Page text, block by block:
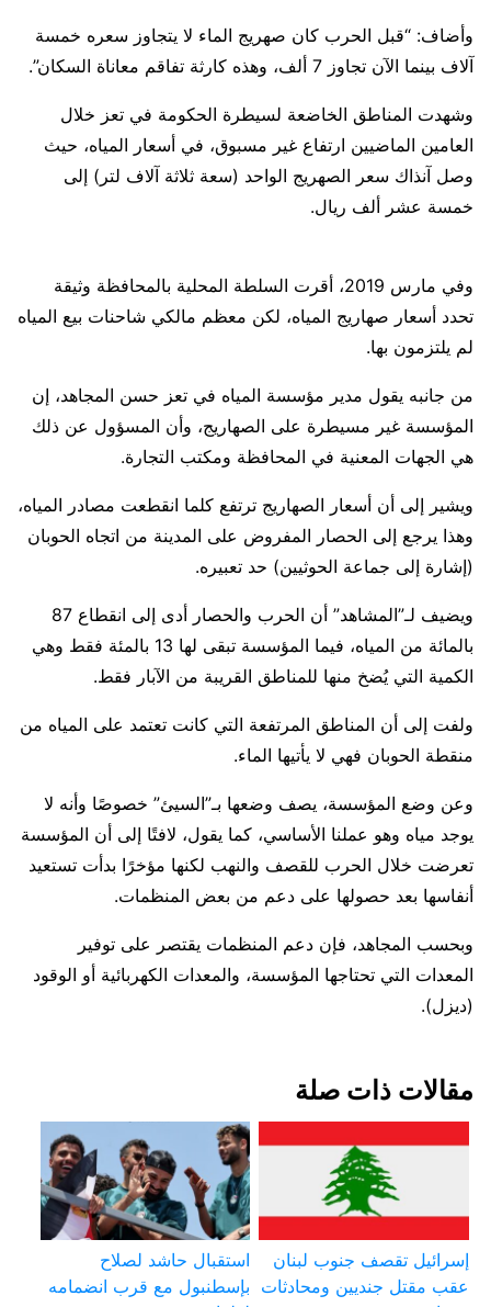
وأضاف: “قبل الحرب كان صهريج الماء لا يتجاوز سعره خمسة
آلاف بينما الآن تجاوز 7 ألف، وهذه كارثة تفاقم معاناة السكان”.
وشهدت المناطق الخاضعة لسيطرة الحكومة في تعز خلال
العامين الماضيين ارتفاع غير مسبوق، في أسعار المياه، حيث
وصل آنذاك سعر الصهريج الواحد (سعة ثلاثة آلاف لتر) إلى
خمسة عشر ألف ريال.
وفي مارس 2019، أقرت السلطة المحلية بالمحافظة وثيقة
تحدد أسعار صهاريج المياه، لكن معظم مالكي شاحنات بيع المياه
لم يلتزمون بها.
من جانبه يقول مدير مؤسسة المياه في تعز حسن المجاهد، إن
المؤسسة غير مسيطرة على الصهاريج، وأن المسؤول عن ذلك
هي الجهات المعنية في المحافظة ومكتب التجارة.
ويشير إلى أن أسعار الصهاريج ترتفع كلما انقطعت مصادر المياه،
وهذا يرجع إلى الحصار المفروض على المدينة من اتجاه الحوبان
(إشارة إلى جماعة الحوثيين) حد تعبيره.
ويضيف لـ”المشاهد” أن الحرب والحصار أدى إلى انقطاع 87
بالمائة من المياه، فيما المؤسسة تبقى لها 13 بالمئة فقط وهي
الكمية التي يُضخ منها للمناطق القريبة من الآبار فقط.
ولفت إلى أن المناطق المرتفعة التي كانت تعتمد على المياه من
منقطة الحوبان فهي لا يأتيها الماء.
وعن وضع المؤسسة، يصف وضعها بـ”السيئ” خصوصًا وأنه لا
يوجد مياه وهو عملنا الأساسي، كما يقول، لافتًا إلى أن المؤسسة
تعرضت خلال الحرب للقصف والنهب لكنها مؤخرًا بدأت تستعيد
أنفاسها بعد حصولها على دعم من بعض المنظمات.
وبحسب المجاهد، فإن دعم المنظمات يقتصر على توفير
المعدات التي تحتاجها المؤسسة، والمعدات الكهربائية أو الوقود
(ديزل).
مقالات ذات صلة
إسرائيل تقصف جنوب لبنان
عقب مقتل جنديين ومحادثات
استقبال حاشد لصلاح
بإسطنبول مع قرب انضمامه